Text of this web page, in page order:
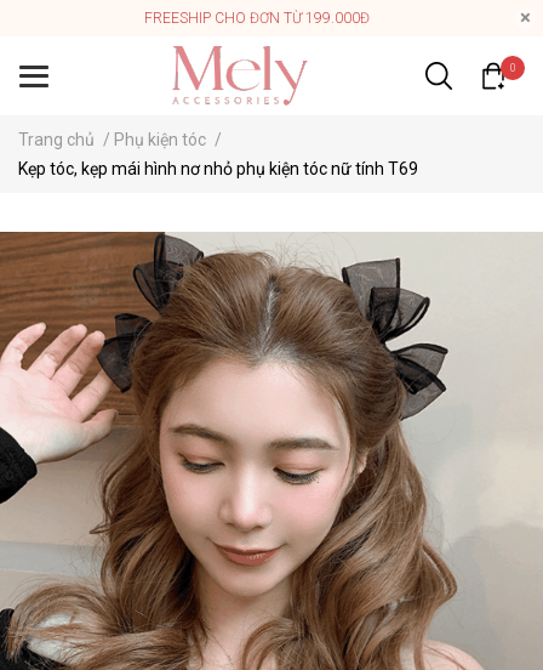
FREESHIP CHO ĐƠN TỪ 199.000Đ
0
Trang chủ / Phụ kiện tóc /
Kẹp tóc, kẹp mái hình nơ nhỏ phụ kiện tóc nữ tính T69